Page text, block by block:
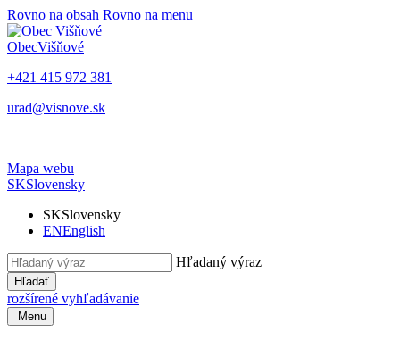
Rovno na obsah Rovno na menu
ObecVišňové
+421 415 972 381
urad@visnove.sk
Mapa webu
SKSlovensky
SKSlovensky
ENEnglish
Hľadaný výraz
Hľadať
rozšírené vyhľadávanie
Menu